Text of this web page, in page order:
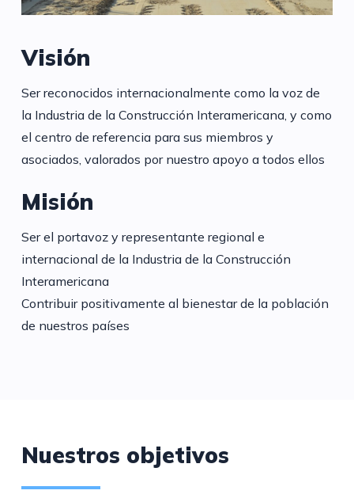
Visión
Ser reconocidos internacionalmente como la voz de
la Industria de la Construcción Interamericana, y como
el centro de referencia para sus miembros y
asociados, valorados por nuestro apoyo a todos ellos
Misión
Ser el portavoz y representante regional e
internacional de la Industria de la Construcción
Interamericana
Contribuir positivamente al bienestar de la población
de nuestros países
Nuestros objetivos